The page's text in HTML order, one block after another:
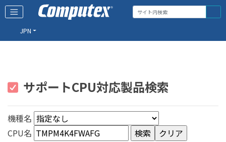
JPN
サポートCPU対応製品検索
機種名
CPU名